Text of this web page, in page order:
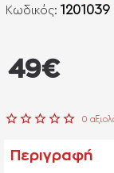
Kωδικός: 1201039
0
49€
Περιγραφή